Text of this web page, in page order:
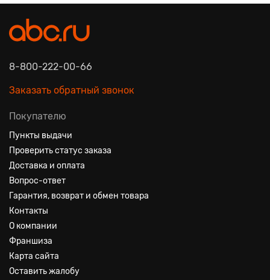
8-800-222-00-66
Заказать обратный звонок
Покупателю
Пункты выдачи
Проверить статус заказа
Доставка и оплата
Вопрос-ответ
Гарантия, возврат и обмен товара
Контакты
О компании
Франшиза
Карта сайта
Оставить жалобу